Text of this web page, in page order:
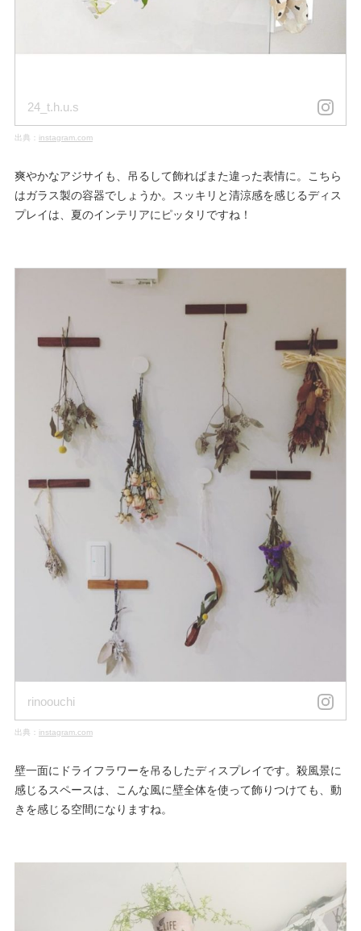
24_t.h.u.s
出典： instagram.com
爽やかなアジサイも、吊るして飾ればまた違った表情に。こちら
はガラス製の容器でしょうか。スッキリと清涼感を感じるディス
プレイは、夏のインテリアにピッタリですね！
rinoouchi
出典： instagram.com
壁一面にドライフラワーを吊るしたディスプレイです。殺風景に
感じるスペースは、こんな風に壁全体を使って飾りつけても、動
きを感じる空間になりますね。